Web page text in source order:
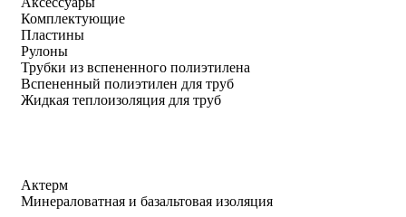
Комплектующие
Пластины
Рулоны
Трубки из вспененного полиэтилена
Вспененный полиэтилен для труб
Жидкая теплоизоляция для труб
Актерм
Минераловатная и базальтовая изоляция